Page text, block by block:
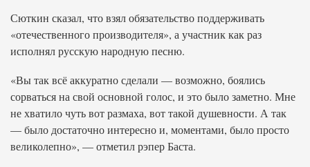
Сюткин сказал, что взял обязательство поддерживать
«отечественного производителя», а участник как раз
исполнял русскую народную песню.
«Вы так всё аккуратно сделали — возможно, боялись
сорваться на свой основной голос, и это было заметно. Мне
не хватило чуть вот размаха, вот такой душевности. А так
— было достаточно интересно и, моментами, было просто
великолепно», — отметил рэпер Баста.